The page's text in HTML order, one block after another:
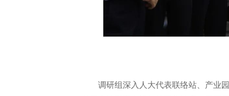
调研组深入人大代表联络站、产业